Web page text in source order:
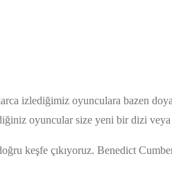
izlediğimiz oyunculara bazen
oyuncular size yeni bir dizi
keşfe çıkıyoruz. Benedict